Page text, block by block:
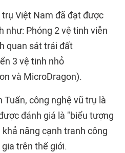
Việt Nam đã đạt được
như: Phóng 2 vệ tinh viễn
quan sát trái đất
3 vệ tinh nhỏ
và MicroDragon).
Tuấn, công nghệ vũ trụ là
đánh giá là "biểu tượng
năng cạnh tranh công
trên thế giới.